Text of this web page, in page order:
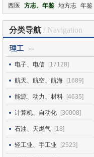
西医
方志、年鉴 地方志 年鉴
分类导航 / Navigation
理工 >>
电子、电信 [17128]
航天、航空、航海 [1689]
能源、动力、材料 [4635]
计算机、自动化 [30008]
石油、天燃气 [18]
轻工业、手工业 [2523]